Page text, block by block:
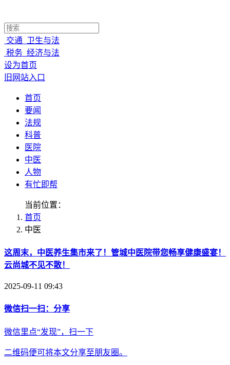
交通 卫生与法
税务 经济与法
设为首页
旧网站入口
首页
要闻
法规
科普
医院
中医
人物
有忙即帮
当前位置：
首页
中医
这周末，中医养生集市来了！管城中医院带您畅享健康盛宴！
云尚城不见不散！
2025-09-11 09:43
微信扫一扫：分享
微信里点“发现”，扫一下
二维码便可将本文分享至朋友圈。